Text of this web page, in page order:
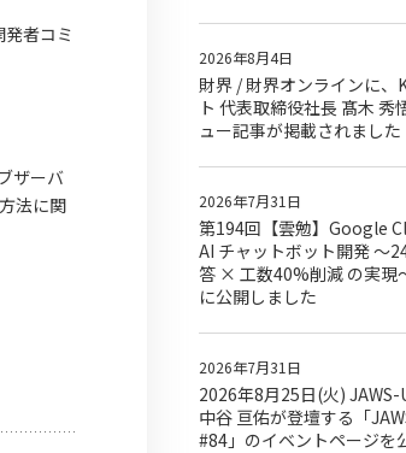
者コミ
ザーバ
法に関
2026年8月4日
財界 / 財界オンラインに、
ト 代表取締役社長 髙木 秀
ュー記事が掲載されました
2026年7月31日
第194回【雲勉】Google
AI チャットボット開発 〜
答 × 工数40%削減 の実現
に公開しました
2026年7月31日
2026年8月25日(火) JAWS-
中谷 亘佑が登壇する「
#84」のイベントページを